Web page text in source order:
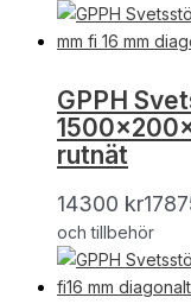
GPPH
rutnät
14300 kr
och tillbehör